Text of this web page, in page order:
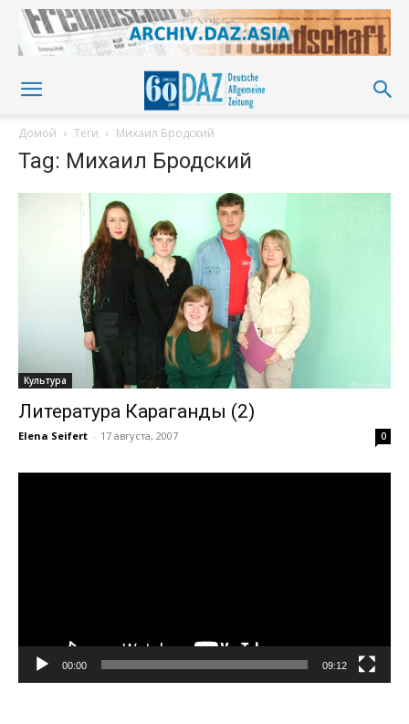
Домой Теги Михаил Бродский
Tag: Михаил Бродский
Культура
Литература Караганды (2)
Elena Seifert - 17 августа, 2007 0
00:00 09:12